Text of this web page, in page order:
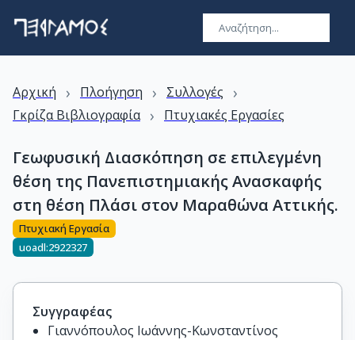
Αρχική › Πλοήγηση › Συλλογές ›
Γκρίζα Βιβλιογραφία › Πτυχιακές Εργασίες
Γεωφυσική Διασκόπηση σε επιλεγμένη
θέση της Πανεπιστημιακής Ανασκαφής
στη θέση Πλάσι στον Μαραθώνα Αττικής.
Πτυχιακή Εργασία
uoadl:2922327
Συγγραφέας
Γιαννόπουλος Ιωάννης-Κωνσταντίνος